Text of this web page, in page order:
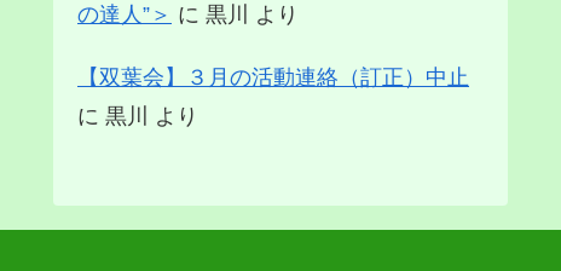
の達人”＞ に 黒川 より
【双葉会】３月の活動連絡（訂正）中止
に 黒川 より